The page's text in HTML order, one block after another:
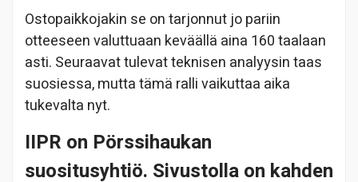
Ostopaikkojakin se on tarjonnut jo pariin
otteeseen valuttuaan keväällä aina 160 taalaan
asti. Seuraavat tulevat teknisen analyysin taas
suosiessa, mutta tämä ralli vaikuttaa aika
tukevalta nyt.
IIPR on Pörssihaukan
suositusyhtiö. Sivustolla on kahden